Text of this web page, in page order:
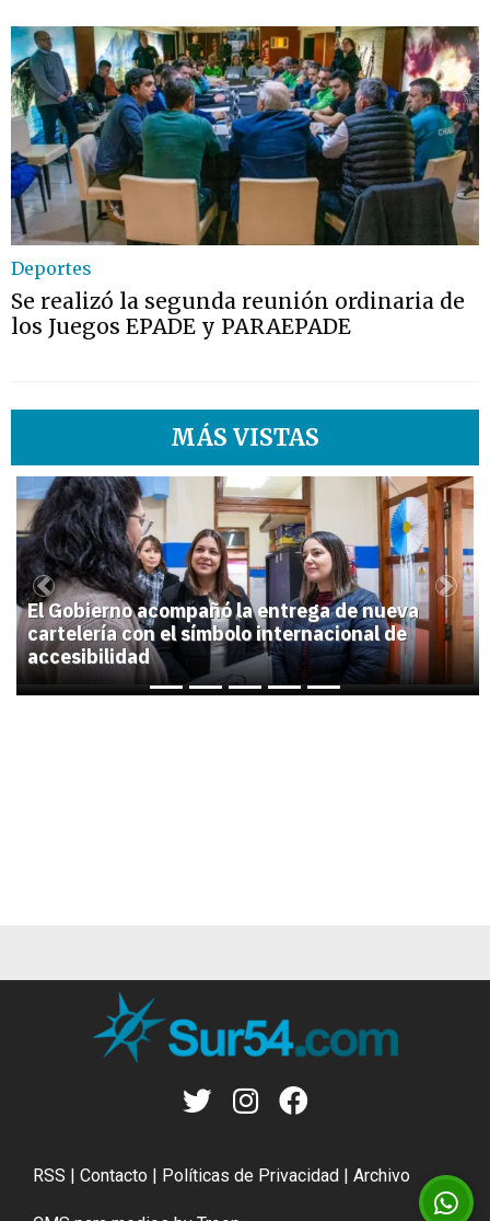
Deportes
Se realizó la segunda reunión ordinaria de
los Juegos EPADE y PARAEPADE
MÁS VISTAS
1
El Gobierno acompañó la entrega de nueva
cartelería con el símbolo internacional de
accesibilidad
Previous Next
RSS Contacto Políticas de Privacidad Archivo